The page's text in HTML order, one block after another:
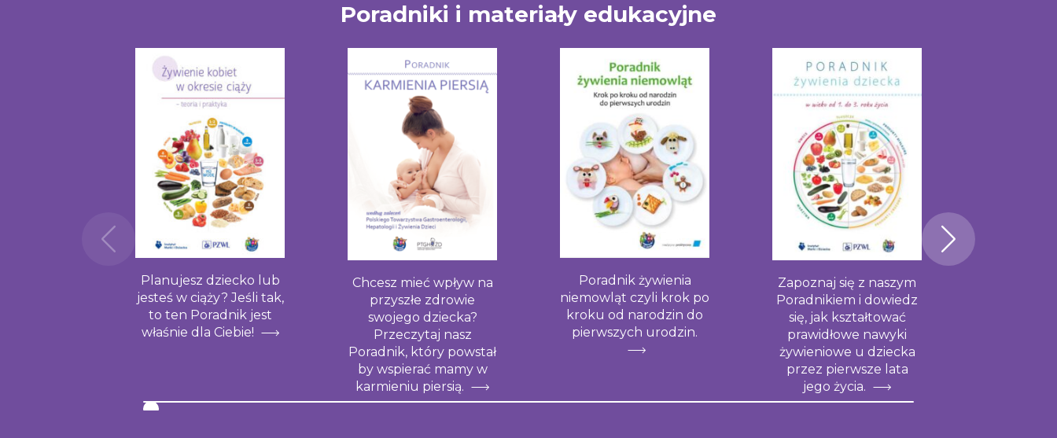
Poradniki i materiały edukacyjne
Planujesz dziecko lub
jesteś w ciąży? Jeśli tak,
to ten Poradnik jest
właśnie dla Ciebie!
Chcesz mieć wpływ na
przyszłe zdrowie
swojego dziecka?
Przeczytaj nasz
Poradnik, który powstał
by wspierać mamy w
karmieniu piersią.
Poradnik żywienia
niemowląt czyli krok po
kroku od narodzin do
pierwszych urodzin.
Zapoznaj się z naszym
Poradnikiem i dowiedz
się, jak kształtować
prawidłowe nawyki
żywieniowe u dziecka
przez pierwsze lata
jego życia.